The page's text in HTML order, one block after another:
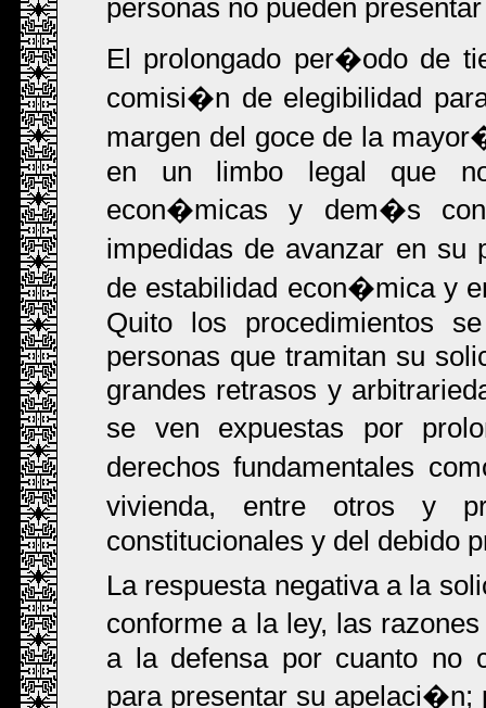
personas no pueden
El prolongado per�odo de
comisi�n de elegibilidad
margen del goce de la
en un limbo legal que
econ�micas y dem�s
impedidas de avanzar en
de estabilidad econ�mica y
Quito los procedimientos
personas que tramitan su
grandes retrasos y
se ven expuestas por
derechos fundamentales
vivienda, entre otros y
constitucionales y del debido
La respuesta negativa a la
conforme a la ley, las
a la defensa por cuanto no
para presentar su